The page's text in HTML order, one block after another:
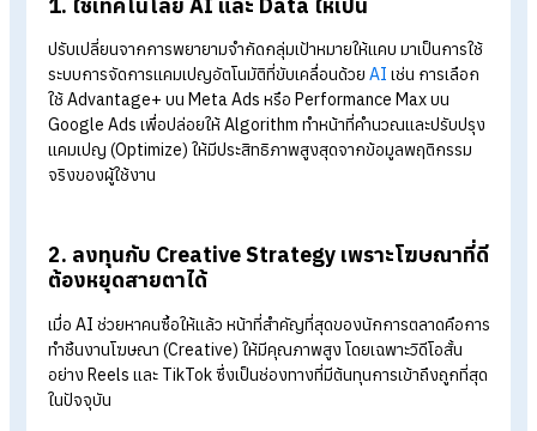
การยิงแอดในปี 2026 ไม่ใช่แค่การทุ่มเงินแล้วจะได้ผลลัพธ์ที่ดี แต่
ต้องอาศัยกลยุทธ์การวิเคราะห์ที่ชาญฉลาดควบคู่ เพื่อความคุ้มค่า
สูงสุด ดังนี้ครับ